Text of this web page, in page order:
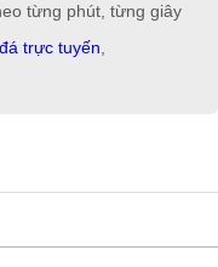
từng phút, từng giây
trực tuyến